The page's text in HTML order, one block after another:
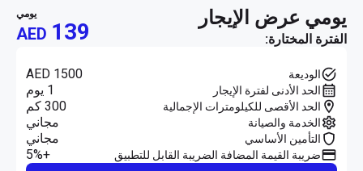
يومي عرض الإيجار
الفترة المختارة:
يومي
AED 139
الوديعة AED 1500
الحد الأدنى لفترة الإيجار 1 يوم
الحد الأقصى للكيلومترات الإجمالية 300 كم
الخدمة والصيانة مجاني
التأمين الأساسي مجاني
ضريبة القيمة المضافة الضريبة القابل للتطبيق
+5%